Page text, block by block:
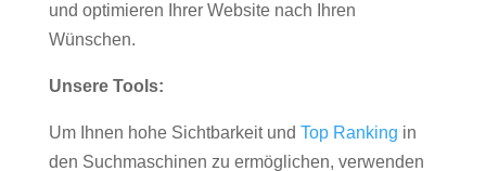
und optimieren Ihrer Website nach Ihren
Wünschen.
Unsere Tools:
Um Ihnen hohe Sichtbarkeit und Top Ranking in
den Suchmaschinen zu ermöglichen, verwenden